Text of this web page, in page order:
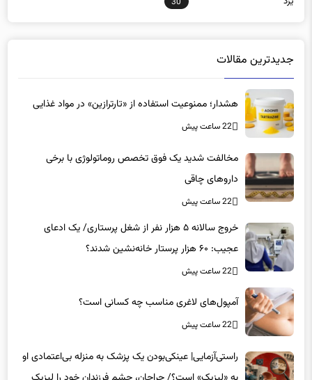
هشدار؛ ممنوعیت استفاده از «تارترازین» در مواد غذایی
22 ساعت پیش
داروهای چاقی
22 ساعت پیش
خروج سالانه ۵ هزار نفر از شغل پرستاری/ یک ادعای
عجیب: ۶۰ هزار پرستار خانه‌نشین شدند؟
22 ساعت پیش
22 ساعت پیش
به «لیزیک» است؟/ جراحان، چشم فرزندان خود را لیزیک